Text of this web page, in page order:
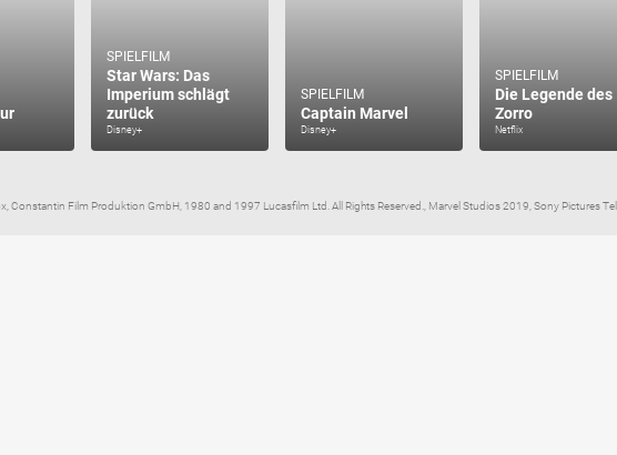
SPIELFILM
Star Wars: Das
Imperium schlägt
zurück
Disney+
SPIELFILM
Captain Marvel
Disney+
SPIELFILM
Die Legende des
Zorro
Netflix
Constantin Film Produktion GmbH, 1980 and 1997 Lucasfilm Ltd. All Rights Reserved., Marvel Studios 2019, Sony Pictures